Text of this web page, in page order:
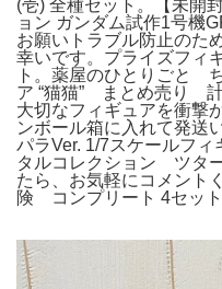
(壱) 全種セット。【未開
ョン ガンダム試作1号機
お願いトラブル防止のた
幸いです。プライズフィ
ト。薬屋のひとりごと
ア “猫猫” まとめ売り
大切なフィギュアを衝撃
ンボール箱に入れて発送
パラVer. 1/7スケールフ
タルコレクション ツタ
たら、お気軽にコメント
険 コンプリート 4セッ